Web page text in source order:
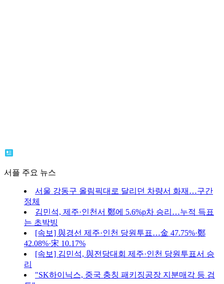
서플 주요 뉴스
서울 강동구 올림픽대로 달리던 차량서 화재…구간
정체
김민석, 제주·인천서 鄭에 5.6%p차 승리…누적 득표
는 초박빙
[속보] 與경선 제주·인천 당원투표…金 47.75%·鄭
42.08%·宋 10.17%
[속보] 김민석, 與전당대회 제주·인천 당원투표서 승
리
"SK하이닉스, 중국 충칭 패키징공장 지분매각 등 검